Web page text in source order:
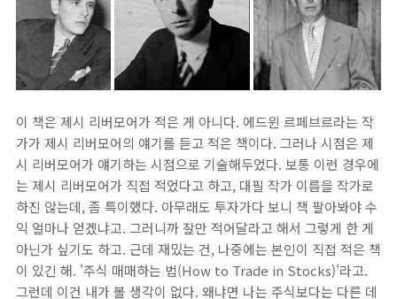
이 책은 제시 리버모어가 적은 게 아니다. 에드윈 르페브르라는 작
가가 제시 리버모어의 얘기를 듣고 적은 책이다. 그러나 시점은 제
시 리버모어가 얘기하는 시점으로 기술해두었다. 보통 이런 경우에
는 제시 리버모어가 직접 적었다고 하고, 대필 작가 이름을 작가로
하진 않는데, 좀 특이했다. 아무래도 투자가다 보니 책 팔아봐야 수
익 얼마나 얻겠냐고. 그러니까 잘만 적어달라고 해서 그렇게 한 게
아닌가 싶기도 하고. 근데 재밌는 건, 나중에는 본인이 직접 적은 책
이 있긴 해. '주식 매매하는 법(How to Trade in Stocks)'라고.
그런데 이건 내가 볼 생각이 없다. 왜냐면 나는 주식보다는 다른 데